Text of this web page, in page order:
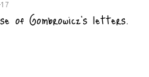
of Gombrowicz’s letters.